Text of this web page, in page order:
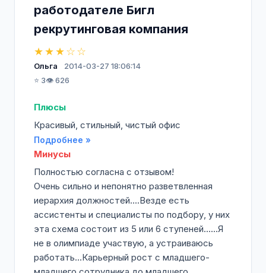
работодателе Бигл
рекрутинговая компания
★★★☆☆
Ольга
2014-03-27 18:06:14
⭐ 3👁️ 626
Плюсы
Красивый, стильный, чистый офис
Подробнее »
Минусы
Полностью согласна с отзывом!
Очень сильно и непонятно разветвленная
иерархия должностей....Везде есть
ассистенты и специалисты по подбору, у них
эта схема состоит из 5 или 6 ступеней......Я
не в олимпиаде участвую, а устраиваюсь
работать...Карьерный рост с младшего-